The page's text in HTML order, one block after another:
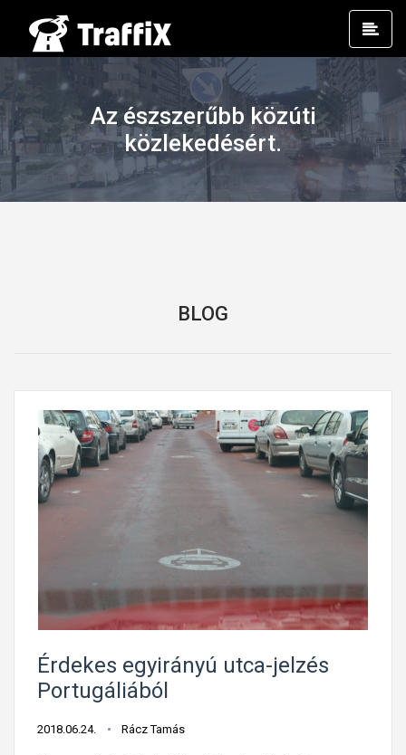
Az észszerűbb közúti
közlekedésért.
BLOG
Érdekes egyirányú utca-jelzés
Portugáliából
2018.06.24. Rácz Tamás